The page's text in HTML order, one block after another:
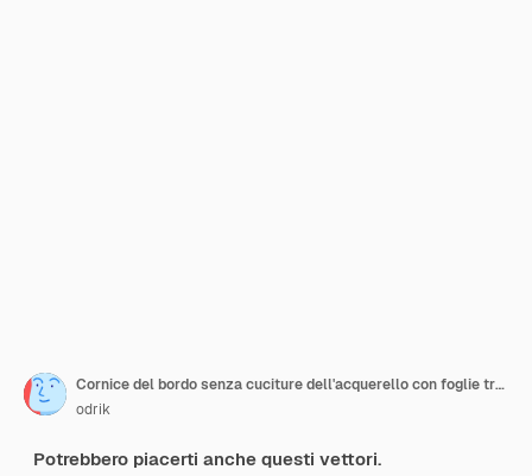
Cornice del bordo senza cuciture dell'acquerello con foglie tropicali verdi foglie di palma monstera foglie di banana
odrik
Potrebbero piacerti anche questi vettori.